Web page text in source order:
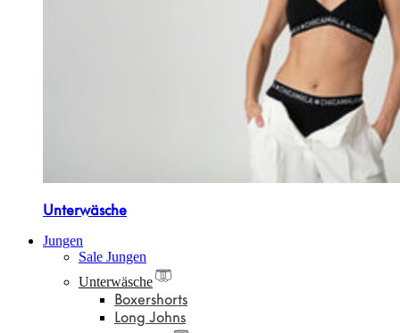
Unterwäsche
Jungen
Sale Jungen
Unterwäsche
Boxershorts
Long Johns